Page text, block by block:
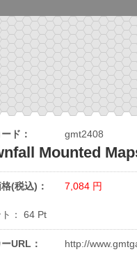
ド： gmt2408
Mounted
(税込)： 7,084 円
： 64 Pt
URL： http://